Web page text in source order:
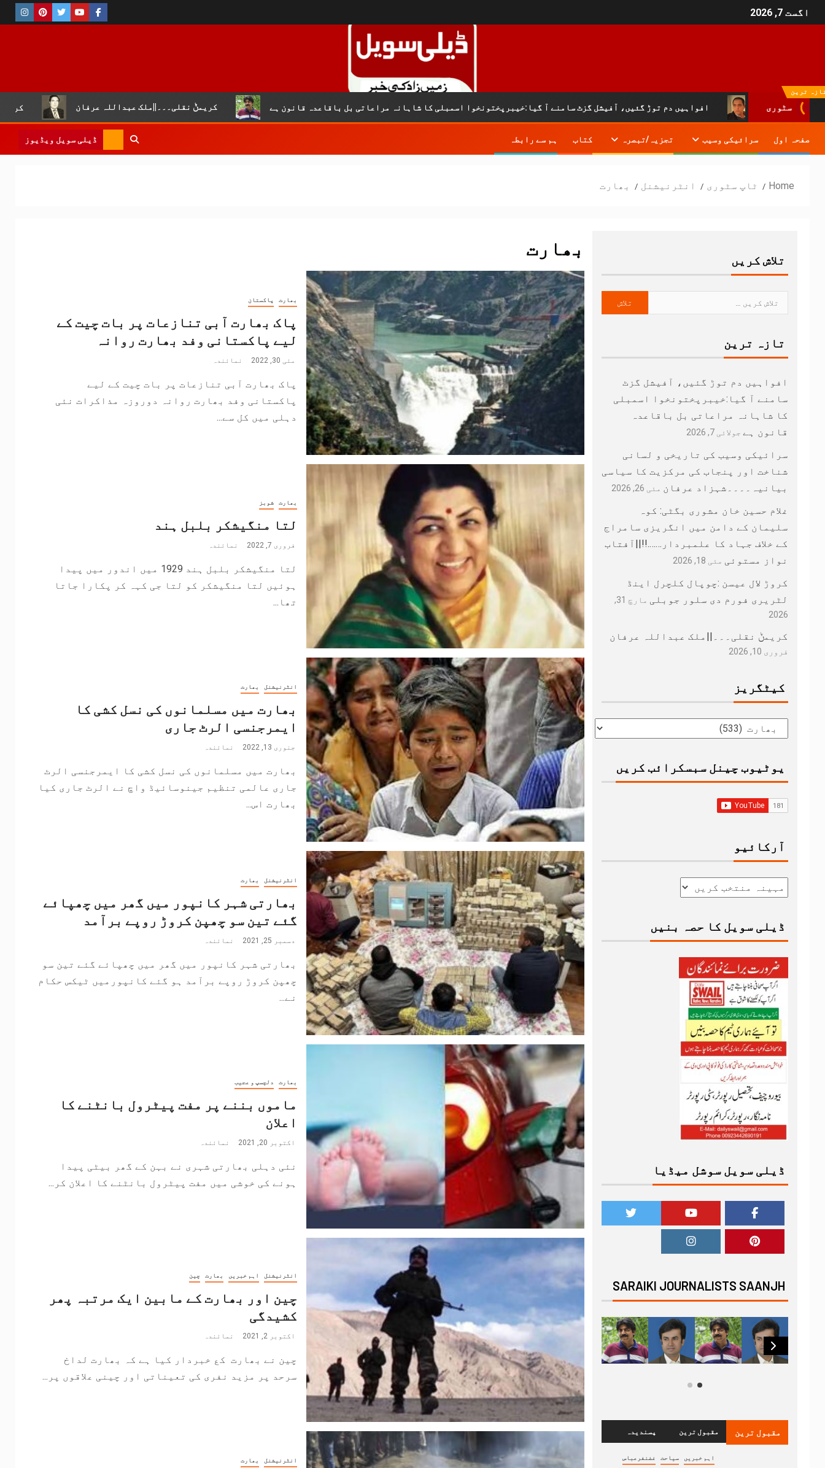
اگست 7, 2026
ترین
سٹوری کروڑ لال عیسن کریمݨ نقلی۔۔۔||ملک عبداللہ عرفان افواہیں دم توڑ گئیں، آفیشل گزٹ سامنے آ گیا:خیبرپختونخوا اسمبلی کا شاہانہ مراعاتی بل باقاعدہ قانون ہے
صفحہ اول سرائیکی وسیب تجزیہ/تبصرہ کتاب ہم سے رابطہ ڈیلی سویل ویڈیوز
Home ٹاپ سٹوری انٹرنیشنل بھارت
بھارت
بھارت پاکستان
پاک بھارت آبی تنازعات پر بات چیت کے
لیے پاکستانی وفد بھارت روانہ
مئی 30, 2022 نمائندہ
پاک بھارت آبی تنازعات پر بات چیت کے لیے
پاکستانی وفد بھارت روانہ دوروزہ مذاکرات نئی
دہلی میں کل سے...
بھارت شوبز
لتا منگیشکر بلبل ہند
فروری 7, 2022 نمائندہ
لتا منگیشکر بلبل ہند 1929 میں اندور میں پیدا
ہوئیں لتا منگیشکر کو لتا جی کہہ کر پکارا جاتا
تھا...
انٹرنیشنل بھارت
بھارت میں مسلمانوں کی نسل کشی کا
ایمرجنسی الرٹ جاری
جنوری 13, 2022 نمائندہ
بھارت میں مسلمانوں کی نسل کشی کا ایمرجنسی الرٹ
جاری عالمی تنظیم جینوسائیڈ واچ نے الرٹ جاری کیا
بھارت اس...
انٹرنیشنل بھارت
بھارتی شہر کانپور میں گھر میں چھپائے
گئے تین سو چھپن کروڑ روپے برآمد
دسمبر 25, 2021 نمائندہ
بھارتی شہر کانپور میں گھر میں چھپائے گئے تین سو
چھپن کروڑ روپے برآمد ہو گئے کانپورمیں ٹیکس حکام
نے...
بھارت دلچسپ و عجیب
ماموں بننے پر مفت پیٹرول بانٹنے کا
اعلان
اکتوبر 20, 2021 نمائندہ
نئی دہلی بھارتی شہری نے بہن کے گھر بیٹی پیدا
ہونے کی خوشی میں مفت پیٹرول بانٹنے کا اعلان کر...
انٹرنیشنل اہم خبریں بھارت چین
چین اور بھارت کے مابین ایک مرتبہ پھر
کشیدگی
اکتوبر 2, 2021 نمائندہ
چین نے بھارت کع خبردار کیا ہے کہ بھارت لداخ
سرحد پر مزید نفری کی تعیناتی اور چینی علاقوں پر...
انٹرنیشنل بھارت
تلاش کریں
تازہ ترین
افواہیں دم توڑ گئیں، آفیشل گزٹ
سامنے آ گیا:خیبرپختونخوا اسمبلی
کا شاہانہ مراعاتی بل باقاعدہ
قانون ہے جولائی 7, 2026
سرائیکی وسیب کی تاریخی و لسانی
شناخت اور پنجاب کی مرکزیت کا سیاسی
بیانیہ۔۔۔۔شہزاد عرفان مئی 26, 2026
غلام حسین خان مشوری بگٹی: کوہ
سلیمان کے دامن میں انگریزی سامراج
کے خلاف جہاد کا علمبردار…….!!||آفتاب
نواز مستوئی مئی 18, 2026
کروڑ لال عیسن :چوپال کلچرل اینڈ
لٹریری فورم دی سلور جوبلی
مارچ 31,
2026
کریمݨ نقلی۔۔۔||ملک عبداللہ عرفان
فروری 10, 2026
کیٹگریز
یوٹیوب چینل سبسکرائب کریں
آرکائیو
ڈیلی سویل کا حصہ بنیں
ڈیلی سویل سوشل میڈیا
SARAIKI JOURNALISTS SAANJH
مقبول ترین مقبول ترین پسندیدہ
اہم خبریں سیاحت غضنفرعباس